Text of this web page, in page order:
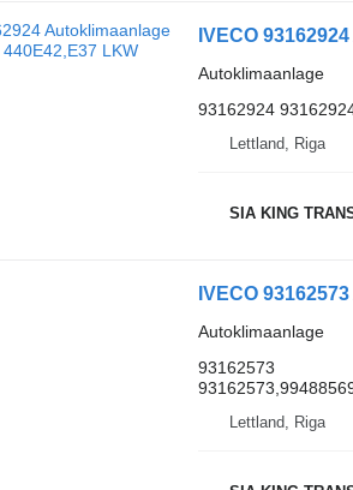
IVECO
Autoklimaanlage
93162924
Lettland, Riga
SIA KING
IVECO
Autoklimaanlage
93162573
Lettland, Riga